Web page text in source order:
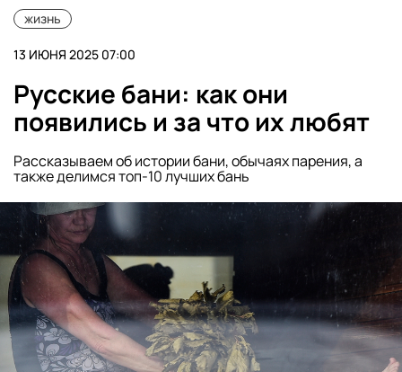
жизнь
13 ИЮНЯ 2025 07:00
Русские бани: как они
появились и за что их любят
Рассказываем об истории бани, обычаях парения, а
также делимся топ-10 лучших бань